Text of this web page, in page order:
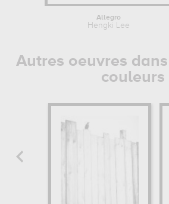
Allegro
Hengki Lee
Autres oeuvres
couleurs